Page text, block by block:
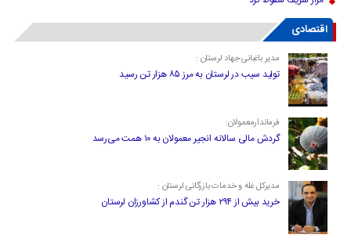
اقتصادی
مدیر باغبانی جهاد لرستان :
تولید سیب در لرستان به مرز ۸۵ هزار تن رسید
فرماندارمعمولان:
گردش مالی سالانه انجیر معمولان به ۱۰ همت می‌رسد
مدیرکل غله و خدمات بازرگانی لرستان :
خرید بیش از ۲۹۴ هزار تن گندم از کشاورزان لرستان